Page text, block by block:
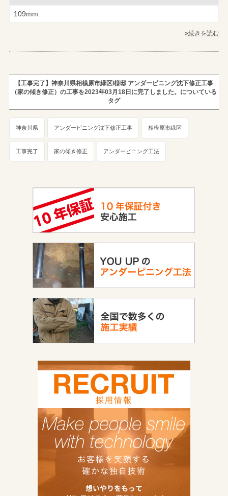
109mm
»続きを読む
【工事完了】神奈川県相模原市緑区I様邸 アンダーピニング沈下修正工事
（家の傾き修正）の工事を2023年03月18日に完了しました。についている
タグ
神奈川県 アンダーピニング沈下修正工事 相模原市緑区
工事完了 家の傾き修正 アンダーピニング工法